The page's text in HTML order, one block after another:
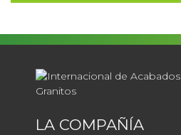
LA COMPAÑÍA